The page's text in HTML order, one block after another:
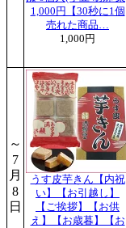
1,000円【30秒に1個
売れた商品…
1,000円
～
7
月
8
日
うす皮芋きん【内祝
い】【お引越し】
【ご挨拶】【お供
え】【お歳暮】【お